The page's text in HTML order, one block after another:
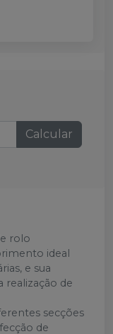
Calcular
rolo
ideal
e sua
de
secções
de